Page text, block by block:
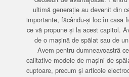
ultimă generație au devenit din
importante, făcându-și loc în casa
ce vă propune și la acest capitol.
de o mașină de spălat sau de
Avem pentru dumneavoastră
calitative modele de mașini de
cuptoare, precum și articole